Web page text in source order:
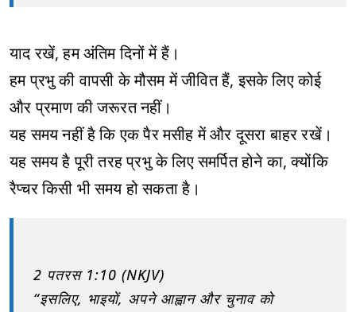
याद रखें, हम अंतिम दिनों में हैं।
हम प्रभु की वापसी के मौसम में जीवित हैं, इसके लिए कोई
और प्रमाण की जरूरत नहीं।
यह समय नहीं है कि एक पैर मसीह में और दूसरा बाहर रखें।
यह समय है पूरी तरह प्रभु के लिए समर्पित होने का, क्योंकि
रैप्चर किसी भी समय हो सकता है।
2 पतरस 1:10 (NKJV)
“इसलिए, भाइयों, अपने आह्वान और चुनाव को